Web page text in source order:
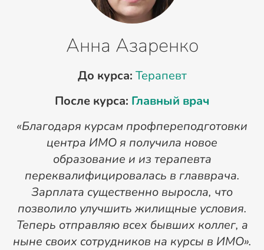
Анна Азаренко
До курса: Терапевт
После курса: Главный врач
«Благодаря курсам профпереподготовки
центра ИМО я получила новое
образование и из терапевта
переквалифицировалась в главврача.
Зарплата существенно выросла, что
позволило улучшить жилищные условия.
Теперь отправляю всех бывших коллег, а
ныне своих сотрудников на курсы в ИМО».